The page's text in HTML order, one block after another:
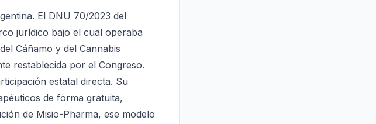
El DNU 70/2023 del
jurídico bajo el cual operaba
Cáñamo y del Cannabis
restablecida por el Congreso.
estatal directa. Su
de forma gratuita,
de Misio-Pharma, ese modelo